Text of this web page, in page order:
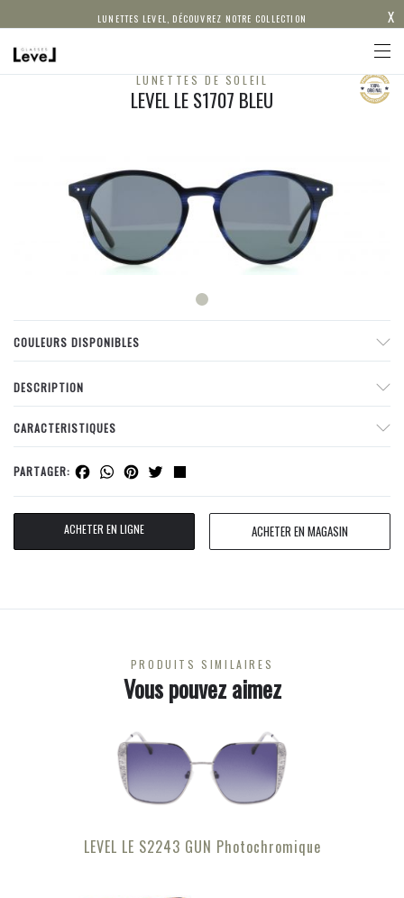
LUNETTES LEVEL, DÉCOUVREZ NOTRE COLLECTION X
LUNETTES DE SOLEIL
LEVEL LE S1707 BLEU
COULEURS DISPONIBLES
DESCRIPTION
CARACTERISTIQUES
PARTAGER: Facebook
WhatsApp
Pinterest
Twitter
ACHETER EN LIGNE ACHETER EN MAGASIN
PRODUITS SIMILAIRES
Vous pouvez aimez
LEVEL LE S2243 GUN Photochromique